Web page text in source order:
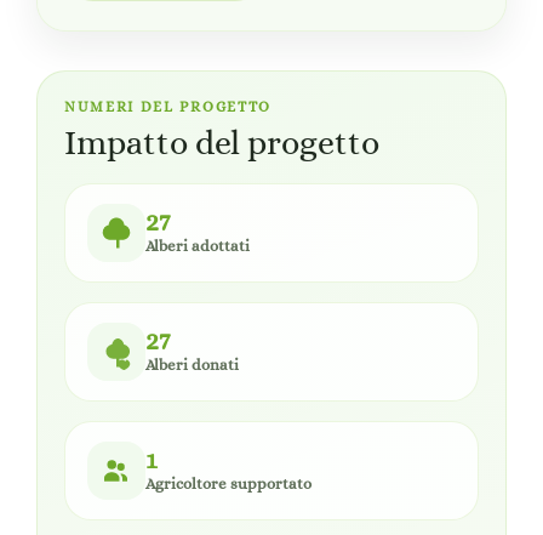
NUMERI DEL PROGETTO
Impatto del progetto
27
Alberi adottati
27
Alberi donati
1
Agricoltore supportato